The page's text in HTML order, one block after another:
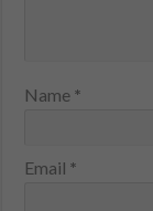
Name *
Email *